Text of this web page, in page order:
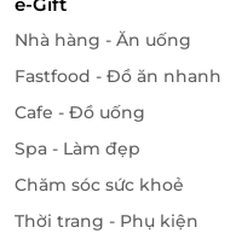
Truy cập LifeLinkđể
làm đẹp hấp dẫn bạn
Nhà hàng - Ăn uống
Fastfood - Đồ ăn nhanh
Cafe - Đồ uống
Spa - Làm đẹp
Chăm sóc sức khoẻ
Thời trang - Phụ kiện